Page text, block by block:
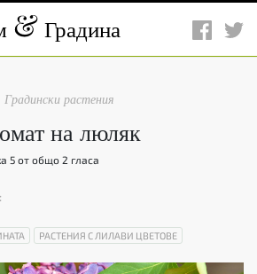
Градина
Градински растения
на люляк
5 от общо 2 гласа
РАСТЕНИЯ С ЛИЛАВИ ЦВЕТОВЕ